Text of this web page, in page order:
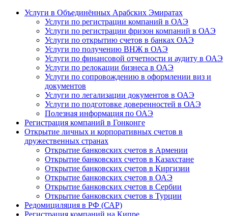
Услуги в Объединённых Арабских Эмиратах
Услуги по регистрации компаний в ОАЭ
Услуги по регистрации фризон компаний в ОАЭ
Услуги по открытию счетов в банках ОАЭ
Услуги по получению ВНЖ в ОАЭ
Услуги по финансовой отчетности и аудиту в ОАЭ
Услуги по релокации бизнеса в ОАЭ
Услуги по сопровождению в оформлении виз и
документов
Услуги по легализации документов в ОАЭ
Услуги по подготовке доверенностей в ОАЭ
Полезная информация по ОАЭ
Регистрация компаний в Гонконге
Открытие личных и корпоративных счетов в
дружественных странах
Открытие банковских счетов в Армении
Открытие банковских счетов в Казахстане
Открытие банковских счетов в Киргизии
Открытие банковских счетов в ОАЭ
Открытие банковских счетов в Сербии
Открытие банковских счетов в Турции
Редомициляция в РФ (САР)
Регистрация компаний на Кипре